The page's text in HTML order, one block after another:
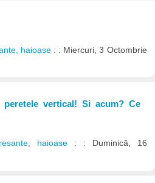
haioase : : Miercuri, 3 Octombrie
vertical! Si acum? Ce
haioase : : Duminică, 16